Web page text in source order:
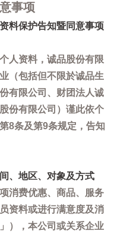
事项
料保护告知暨同意事项
人资料，诚品股份有限
（包括但不限於诚品生
有限公司、财团法人诚
份有限公司）谨此依个
8条及第9条规定，告知
、地区、对象及方式
消费优惠、商品、服务
资料或进行满意度及消
），本公司或关系企业